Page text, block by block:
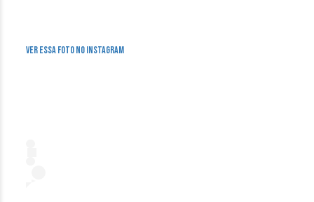
Ver essa foto no Instagram